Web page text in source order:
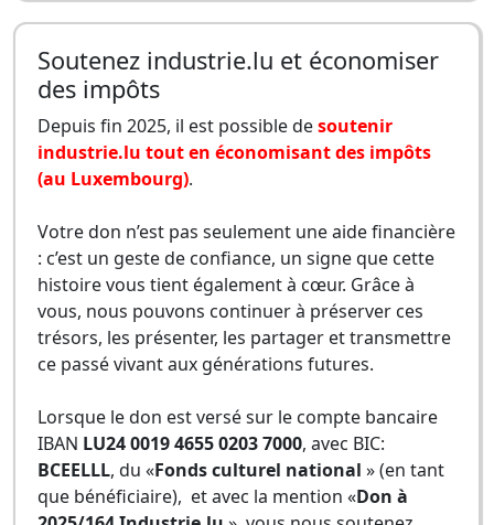
Soutenez industrie.lu et économiser
des impôts
Depuis fin 2025, il est possible desoutenir
industrie.lu tout en économisant des impôts
(au Luxembourg).
Votre don n’est pas seulement une aide financière
: c’est un geste de confiance, un signe que cette
histoire vous tient également à cœur. Grâce à
vous, nous pouvons continuer à préserver ces
trésors, les présenter, les partager et transmettre
ce passé vivant aux générations futures.
Lorsque le don est versé sur le compte bancaire
IBAN LU24 0019 4655 0203 7000, avec BIC:
BCEELLL, du «Fonds culturel national » (en tant
que bénéficiaire), et avec la mention «Don à